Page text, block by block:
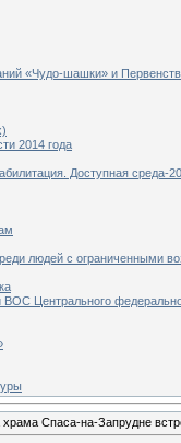
«Чудо-шашки» и
2014 года
Доступная среда-
людей с ограниченными
ВОС Центрального
Спаса-на-Запрудне